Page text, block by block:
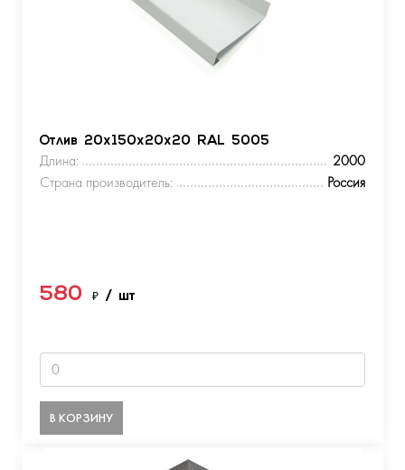
Отлив 20х150х20х20 RAL 5005
Длина:
2000
Страна производитель:
Россия
580 ₽ / шт
В КОРЗИНУ